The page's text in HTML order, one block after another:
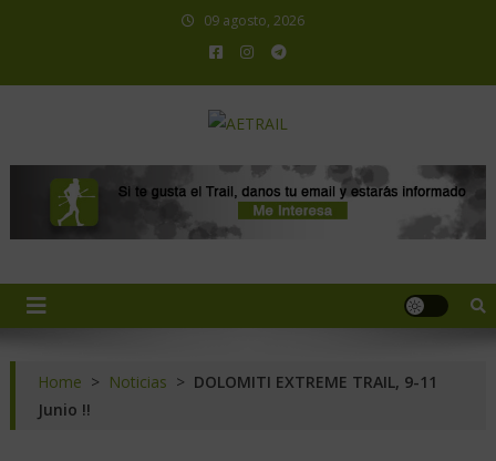
09 agosto, 2026
Home > Noticias > DOLOMITI EXTREME TRAIL, 9-11
Junio !!